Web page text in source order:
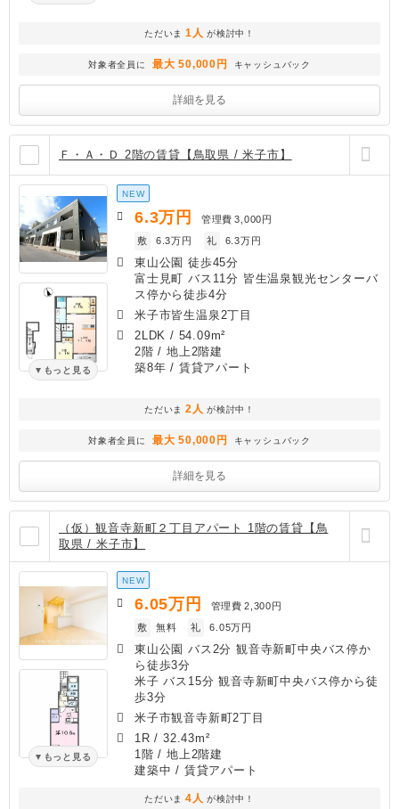
ただいま 1人 が検討中！
対象者全員に 最大 50,000円 キャッシュバック
詳細を見る
Ｆ・Ａ・Ｄ 2階の賃貸【鳥取県 / 米子市】
もっと見る
NEW
6.3万円 管理費 3,000円
敷
6.3万円 礼 6.3万円
東山公園 徒歩45分
富士見町 バス11分 皆生温泉観光センターバ
ス停から徒歩4分
米子市皆生温泉2丁目
2LDK / 54.09m²
2階 / 地上2階建
築8年 / 賃貸アパート
ただいま 2人 が検討中！
対象者全員に 最大 50,000円 キャッシュバック
詳細を見る
（仮）観音寺新町２丁目アパート 1階の賃貸【鳥
取県 / 米子市】
もっと見る
NEW
6.05万円 管理費 2,300円
敷
無料 礼 6.05万円
東山公園 バス2分 観音寺新町中央バス停か
ら徒歩3分
米子 バス15分 観音寺新町中央バス停から徒
歩3分
米子市観音寺新町2丁目
1R /32.43m²
1階 / 地上2階建
建築中 / 賃貸アパート
ただいま 4人 が検討中！